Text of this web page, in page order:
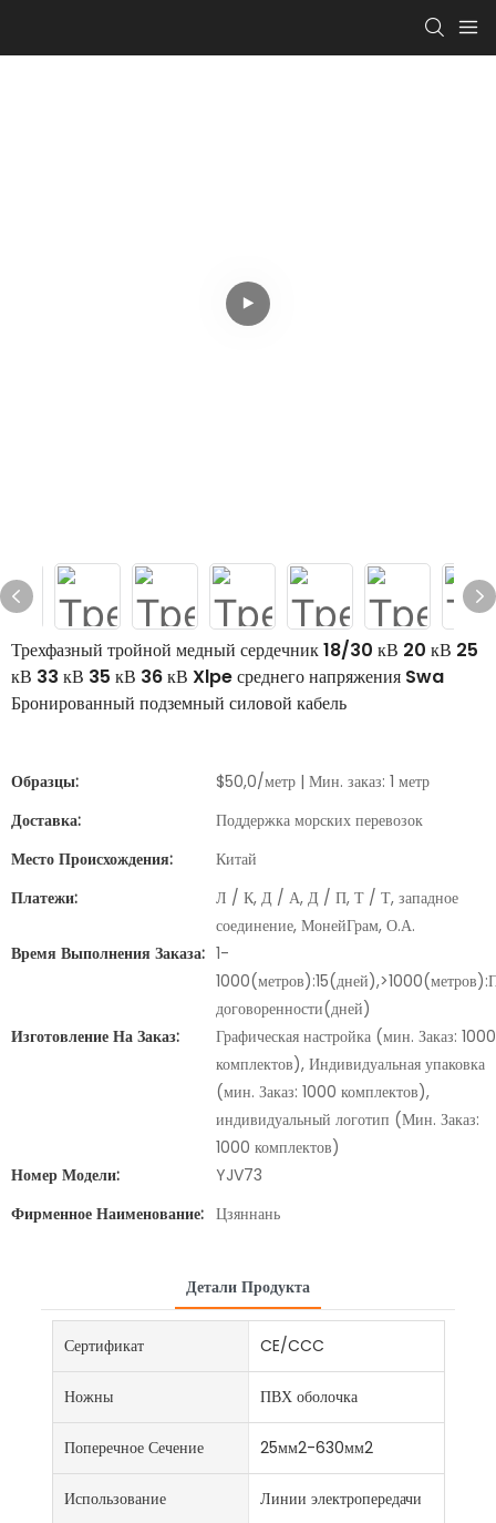
Трехфазный тройной медный сердечник 18/30 кВ 20 кВ 25
кВ 33 кВ 35 кВ 36 кВ Xlpe среднего напряжения Swa
Бронированный подземный силовой кабель
Образцы:
$50,0/метр | Мин. заказ: 1 метр
Доставка:
Поддержка морских перевозок
Место Происхождения:
Китай
Платежи:
Л / К, Д / А, Д / П, Т / Т, западное
соединение, МонейГрам, О.А.
Время Выполнения Заказа: 1-
договоренности(дней)
Изготовление На Заказ:
Графическая настройка (мин. Заказ: 1000
комплектов), Индивидуальная упаковка
(мин. Заказ: 1000 комплектов),
индивидуальный логотип (Мин. Заказ:
1000 комплектов)
Номер Модели:
YJV73
Фирменное Наименование: Цзяннань
Детали Продукта
Сертификат CE/CCC
Ножны ПВХ оболочка
Поперечное Сечение 25мм2-630мм2
Использование Линии электропередачи